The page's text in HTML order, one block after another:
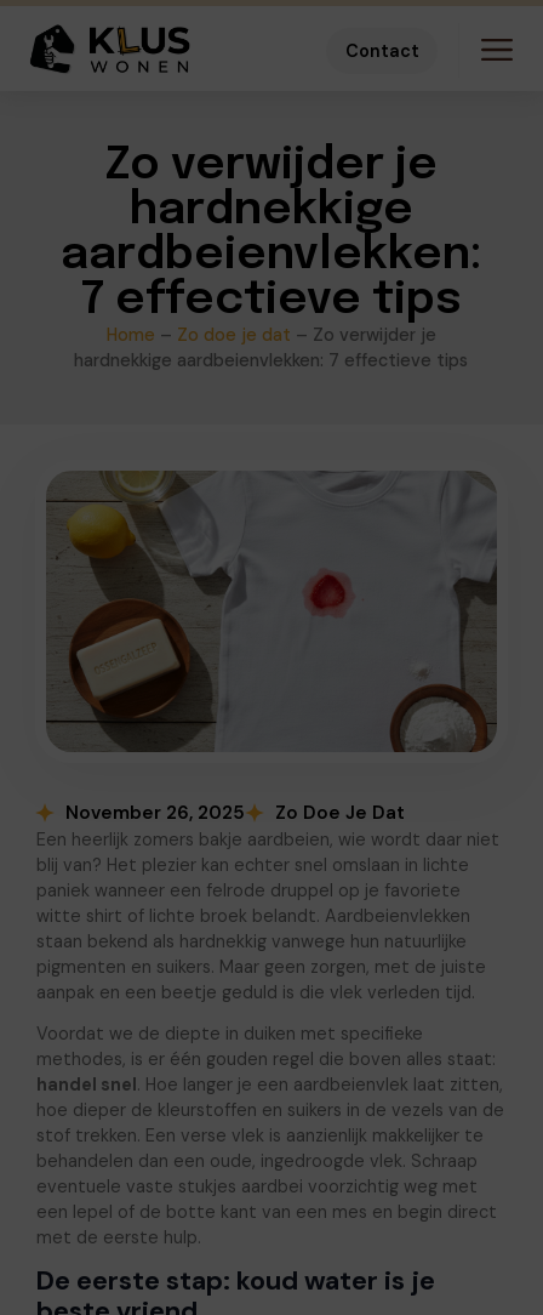
Contact
Zo verwijder je
hardnekkige
aardbeienvlekken:
7 effectieve tips
Home – Zo doe je dat – Zo verwijder je
hardnekkige aardbeienvlekken: 7 effectieve tips
November 26, 2025 Zo Doe Je Dat
Een heerlijk zomers bakje aardbeien, wie wordt daar niet
blij van? Het plezier kan echter snel omslaan in lichte
paniek wanneer een felrode druppel op je favoriete
witte shirt of lichte broek belandt. Aardbeienvlekken
staan bekend als hardnekkig vanwege hun natuurlijke
pigmenten en suikers. Maar geen zorgen, met de juiste
aanpak en een beetje geduld is die vlek verleden tijd.
Voordat we de diepte in duiken met specifieke
methodes, is er één gouden regel die boven alles staat:
handel snel. Hoe langer je een aardbeienvlek laat zitten,
hoe dieper de kleurstoffen en suikers in de vezels van de
stof trekken. Een verse vlek is aanzienlijk makkelijker te
behandelen dan een oude, ingedroogde vlek. Schraap
eventuele vaste stukjes aardbei voorzichtig weg met
een lepel of de botte kant van een mes en begin direct
met de eerste hulp.
De eerste stap: koud water is je